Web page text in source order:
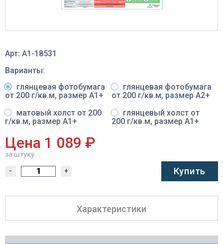
Арт: A1-18531
Варианты:
глянцевая фотобумага
от 200 г/кв.м, размер A1+
глянцевая фотобумага
от 200 г/кв.м, размер A2+
матовый холст от 200
г/кв.м, размер A1+
глянцевый холст от
200 г/кв.м, размер A1+
Цена 1 089 ₽
за штуку
- + Купить
Характеристики